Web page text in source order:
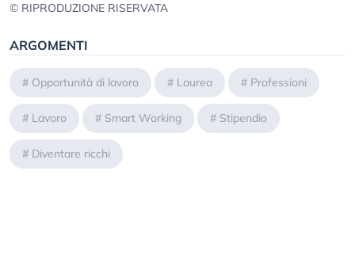
© RIPRODUZIONE RISERVATA
ARGOMENTI
# Opportunità di lavoro # Laurea # Professioni
# Lavoro # Smart Working # Stipendio
# Diventare ricchi